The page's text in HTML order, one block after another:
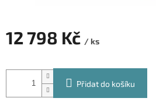
12 798 Kč / ks
cena:
Přidat do košíku